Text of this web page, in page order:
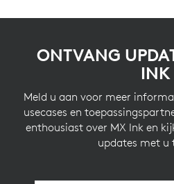
ONTVANG
INK
Meld u aan voor meer
usecases en
enthousiast over MX Ink en
updates met u